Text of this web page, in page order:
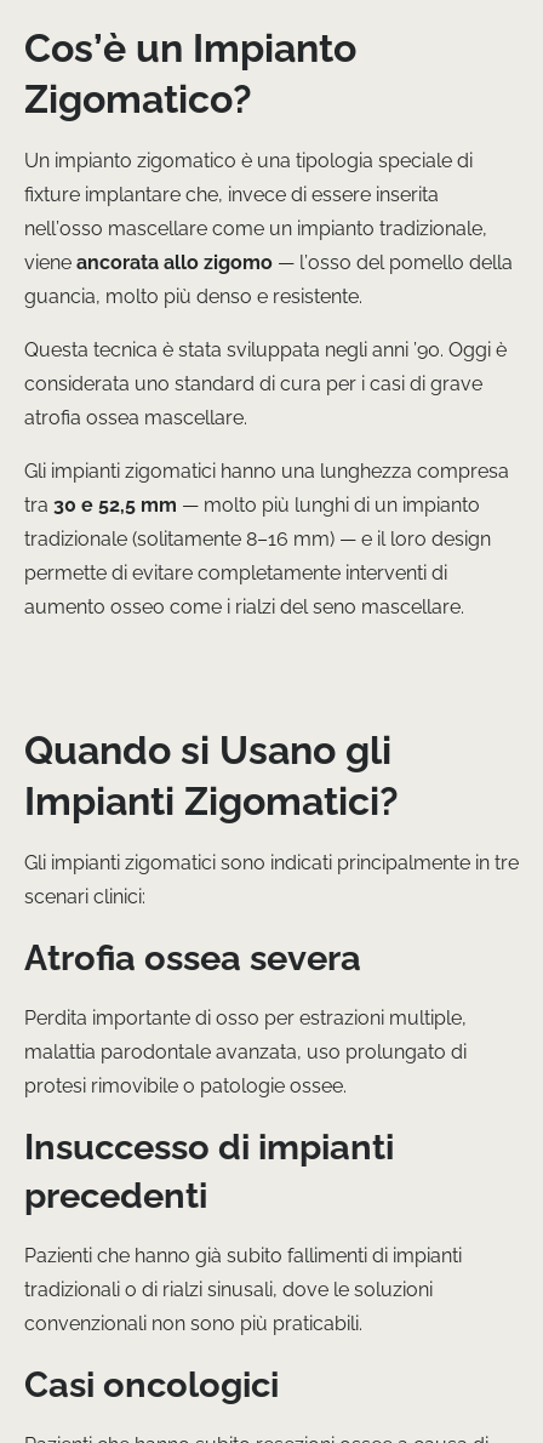
Cos’è un Impianto
Zigomatico?
Un impianto zigomatico è una tipologia speciale di
fixture implantare che, invece di essere inserita
nell’osso mascellare come un impianto tradizionale,
viene ancorata allo zigomo — l’osso del pomello della
guancia, molto più denso e resistente.
Questa tecnica è stata sviluppata negli anni ’90. Oggi è
considerata uno standard di cura per i casi di grave
atrofia ossea mascellare.
Gli impianti zigomatici hanno una lunghezza compresa
tra 30 e 52,5 mm — molto più lunghi di un impianto
tradizionale (solitamente 8–16 mm) — e il loro design
permette di evitare completamente interventi di
aumento osseo come i rialzi del seno mascellare.
Quando si Usano gli
Impianti Zigomatici?
Gli impianti zigomatici sono indicati principalmente in tre
scenari clinici:
Atrofia ossea severa
Perdita importante di osso per estrazioni multiple,
malattia parodontale avanzata, uso prolungato di
protesi rimovibile o patologie ossee.
Insuccesso di impianti
precedenti
Pazienti che hanno già subito fallimenti di impianti
tradizionali o di rialzi sinusali, dove le soluzioni
convenzionali non sono più praticabili.
Casi oncologici